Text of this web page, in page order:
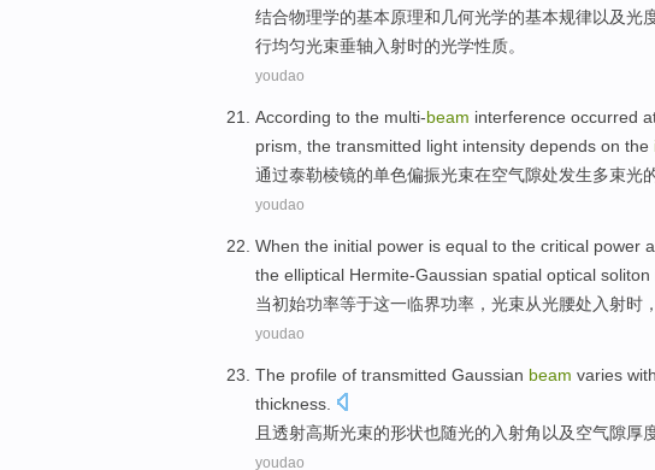
结合物理学的基本原理和 几何光学的基本规律以及光
行均匀光束垂轴 入射时的光学性质。
youdao
According to the multi-beam interference occurred
prism the transmitted light intensity depends on the
通过泰勒棱镜的单色偏振光束在空气隙处发生多束光
youdao
When the initial power is equal to the critical power
the elliptical Hermite-Gaussian spatial optical soliton
当初始功率等于这一临界功率， 光束从光腰处 入射时
youdao
The profile of transmitted Gaussian beam varies with
thickness
且透射高斯光束的形状也随光的 入射角以及空气隙厚
youdao